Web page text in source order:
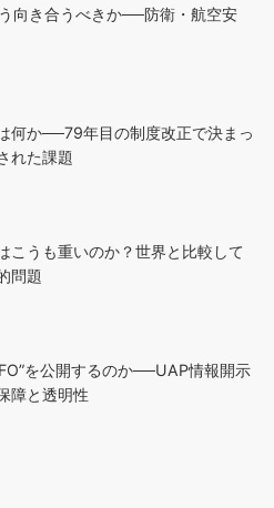
向き合うべきか──防衛・航空安
何か──79年目の制度改正で決まっ
れた課題
こうも重いのか？世界と比較して
問題
を公開するのか──UAP情報開示
障と透明性